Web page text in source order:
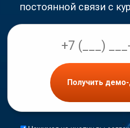
постоянной связи с
Получить